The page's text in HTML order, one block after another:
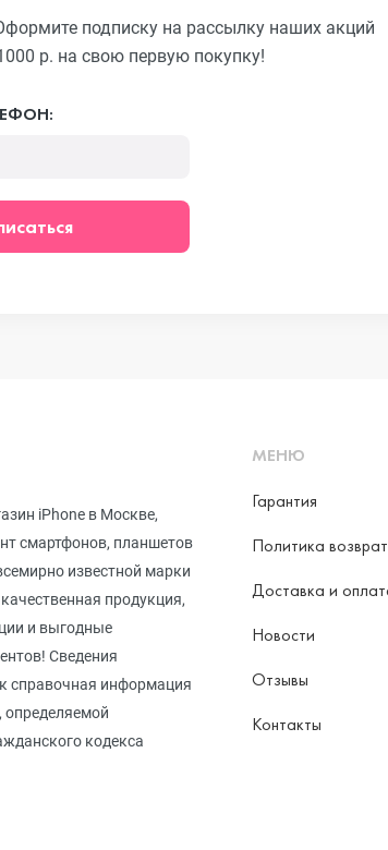
подписку на рассылку наших акций
р. на свою первую покупку!
iPhone в Москве,
смартфонов, планшетов
известной марки
продукция,
и выгодные
Сведения
справочная информация
определяемой
кодекса
МЕНЮ
Гарантия
Политика
Доставка и
Новости
Отзывы
Контакты